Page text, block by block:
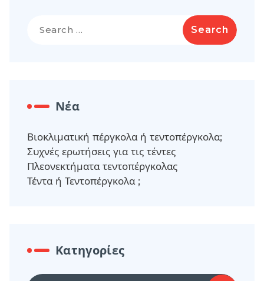
for:
Νέα
Βιοκλιματική πέργκολα ή τεντοπέργκολα;
Συχνές ερωτήσεις για τις τέντες
Πλεονεκτήματα τεντοπέργκολας
Τέντα ή Τεντοπέργκολα ;
Κατηγορίες